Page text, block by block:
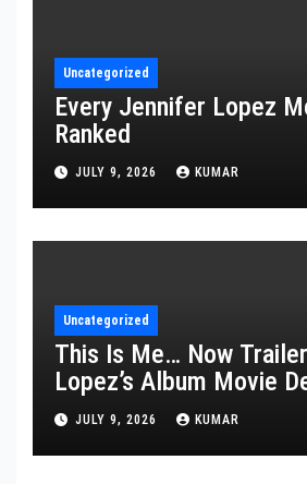
Uncategorized
Every Jennifer Lopez
Ranked
JULY 9, 2026 KUMAR
Uncategorized
This Is Me… Now
Lopez’s Album Movie
Description
JULY 9, 2026 KUMAR